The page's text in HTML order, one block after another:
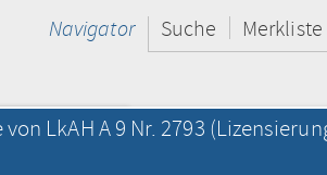
Navigator Suche Merkliste
LkAH A 9 Nr. 2793